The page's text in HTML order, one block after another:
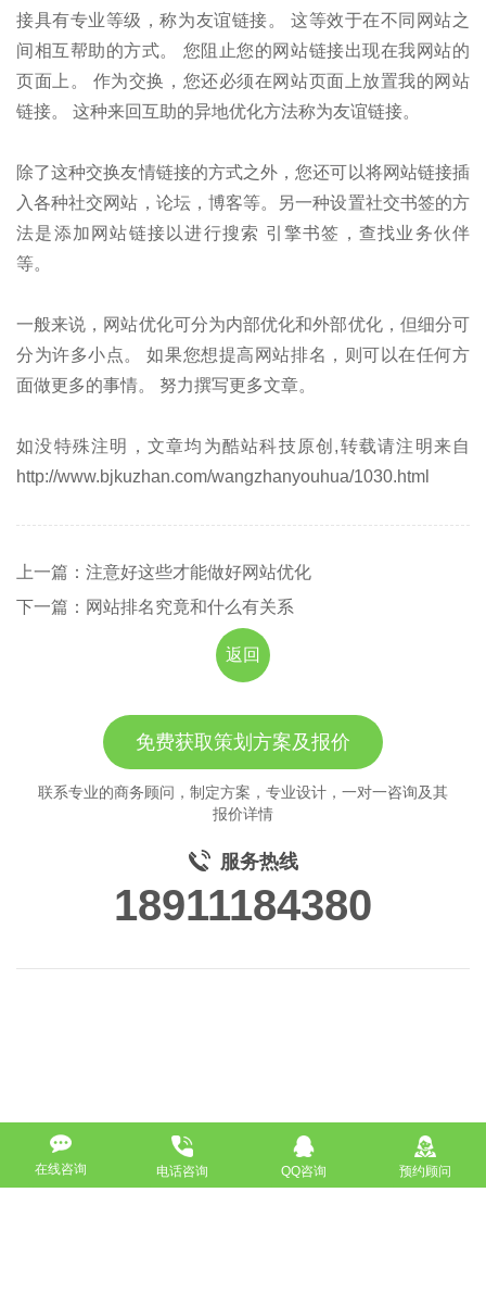
接具有专业等级，称为友谊链接。 这等效于在不同网站之
间相互帮助的方式。 您阻止您的网站链接出现在我网站的
页面上。 作为交换，您还必须在网站页面上放置我的网站
链接。 这种来回互助的异地优化方法称为友谊链接。
除了这种交换友情链接的方式之外，您还可以将网站链接插
入各种社交网站，论坛，博客等。另一种设置社交书签的方
法是添加网站链接以进行搜索 引擎书签，查找业务伙伴
等。
一般来说，网站优化可分为内部优化和外部优化，但细分可
分为许多小点。 如果您想提高网站排名，则可以在任何方
面做更多的事情。 努力撰写更多文章。
如没特殊注明，文章均为酷站科技原创,转载请注明来自
http://www.bjkuzhan.com/wangzhanyouhua/1030.html
上一篇：注意好这些才能做好网站优化
下一篇：网站排名究竟和什么有关系
返回
免费获取策划方案及报价
联系专业的商务顾问，制定方案，专业设计，一对一咨询及其
报价详情
服务热线
18911184380
在线咨询 电话咨询 QQ咨询 预约顾问